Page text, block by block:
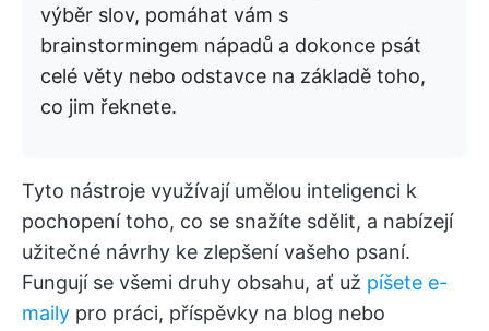
výběr slov, pomáhat vám s
brainstormingem nápadů a dokonce psát
celé věty nebo odstavce na základě toho,
co jim řeknete.
Tyto nástroje využívají umělou inteligenci k
pochopení toho, co se snažíte sdělit, a nabízejí
užitečné návrhy ke zlepšení vašeho psaní.
Fungují se všemi druhy obsahu, ať už píšete e-
maily pro práci, příspěvky na blog nebo